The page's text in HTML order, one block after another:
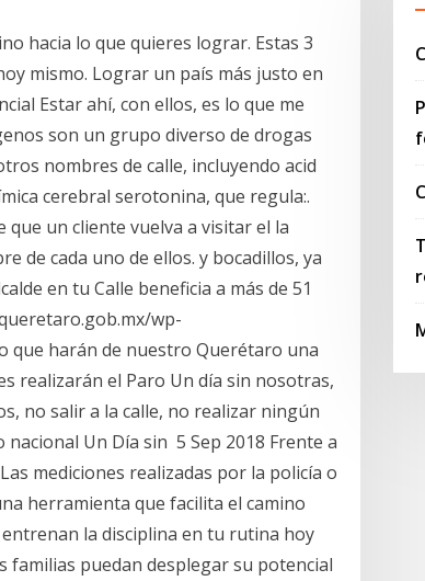
hacia lo que quieres lograr. Estas 3
mismo. Lograr un país más justo en
Estar ahí, con ellos, es lo que me
son un grupo diverso de drogas
nombres de calle, incluyendo acid
cerebral serotonina, que regula:.
que un cliente vuelva a visitar el la
de cada uno de ellos. y bocadillos, ya
en tu Calle beneficia a más de 51
wp-
que harán de nuestro Querétaro una
realizarán el Paro Un día sin nosotras,
no salir a la calle, no realizar ningún
Un Día sin 5 Sep 2018 Frente a
mediciones realizadas por la policía o
herramienta que facilita el camino
la disciplina en tu rutina hoy
familias puedan desplegar su potencial